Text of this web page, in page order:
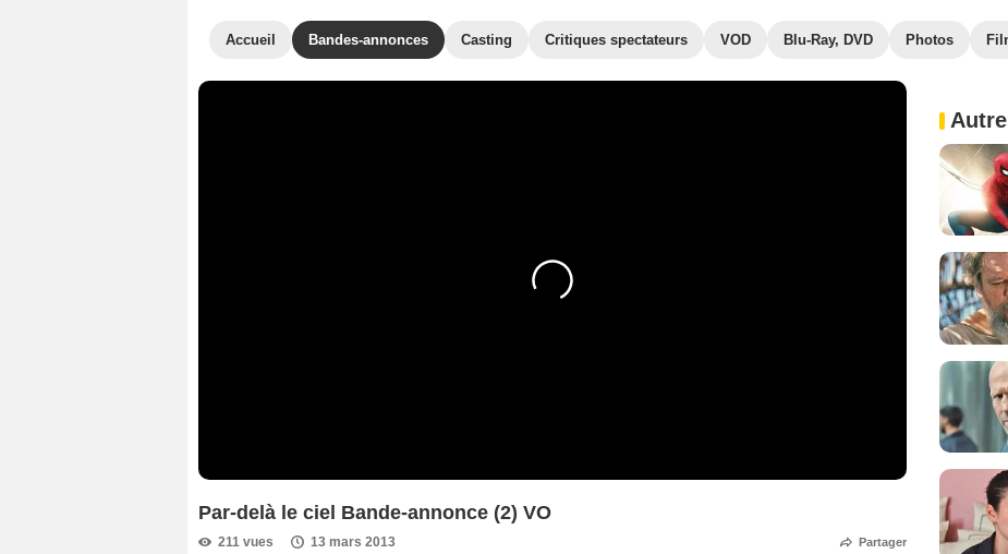
Accueil Bandes-annonces Casting Critiques spectateurs VOD Blu-Ray, DVD Photos
Par-delà le ciel Bande-annonce (2) VO
211 vues 13 mars 2013 Partager